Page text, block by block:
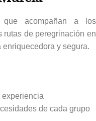
que acompañan a los
rutas de peregrinación en
y segura.​
de cada grupo